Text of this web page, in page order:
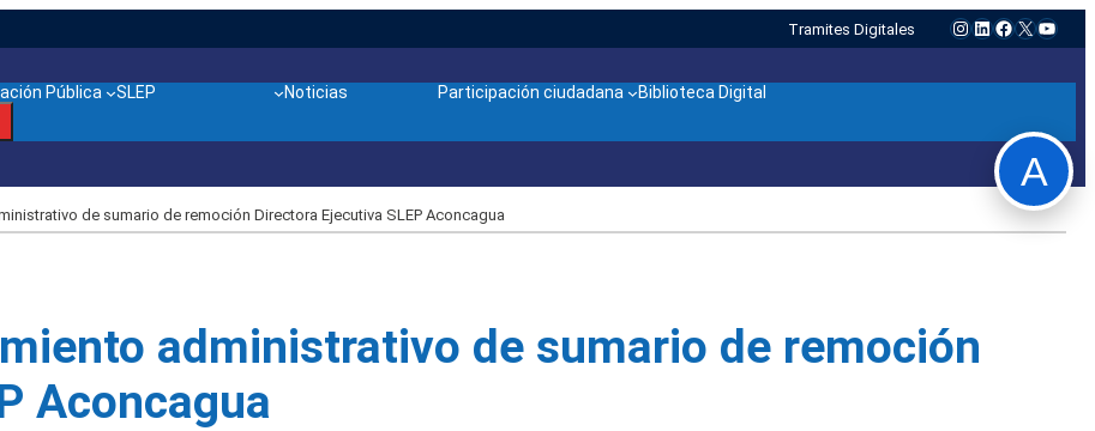
Tramites Digitales Instagram
LinkedIn
Facebook
X
Pública SLEP Noticias Participación ciudadana
Biblioteca Digital
de sumario de remoción Directora Ejecutiva SLEP Aconcagua
administrativo de sumario de remoción
Aconcagua
A